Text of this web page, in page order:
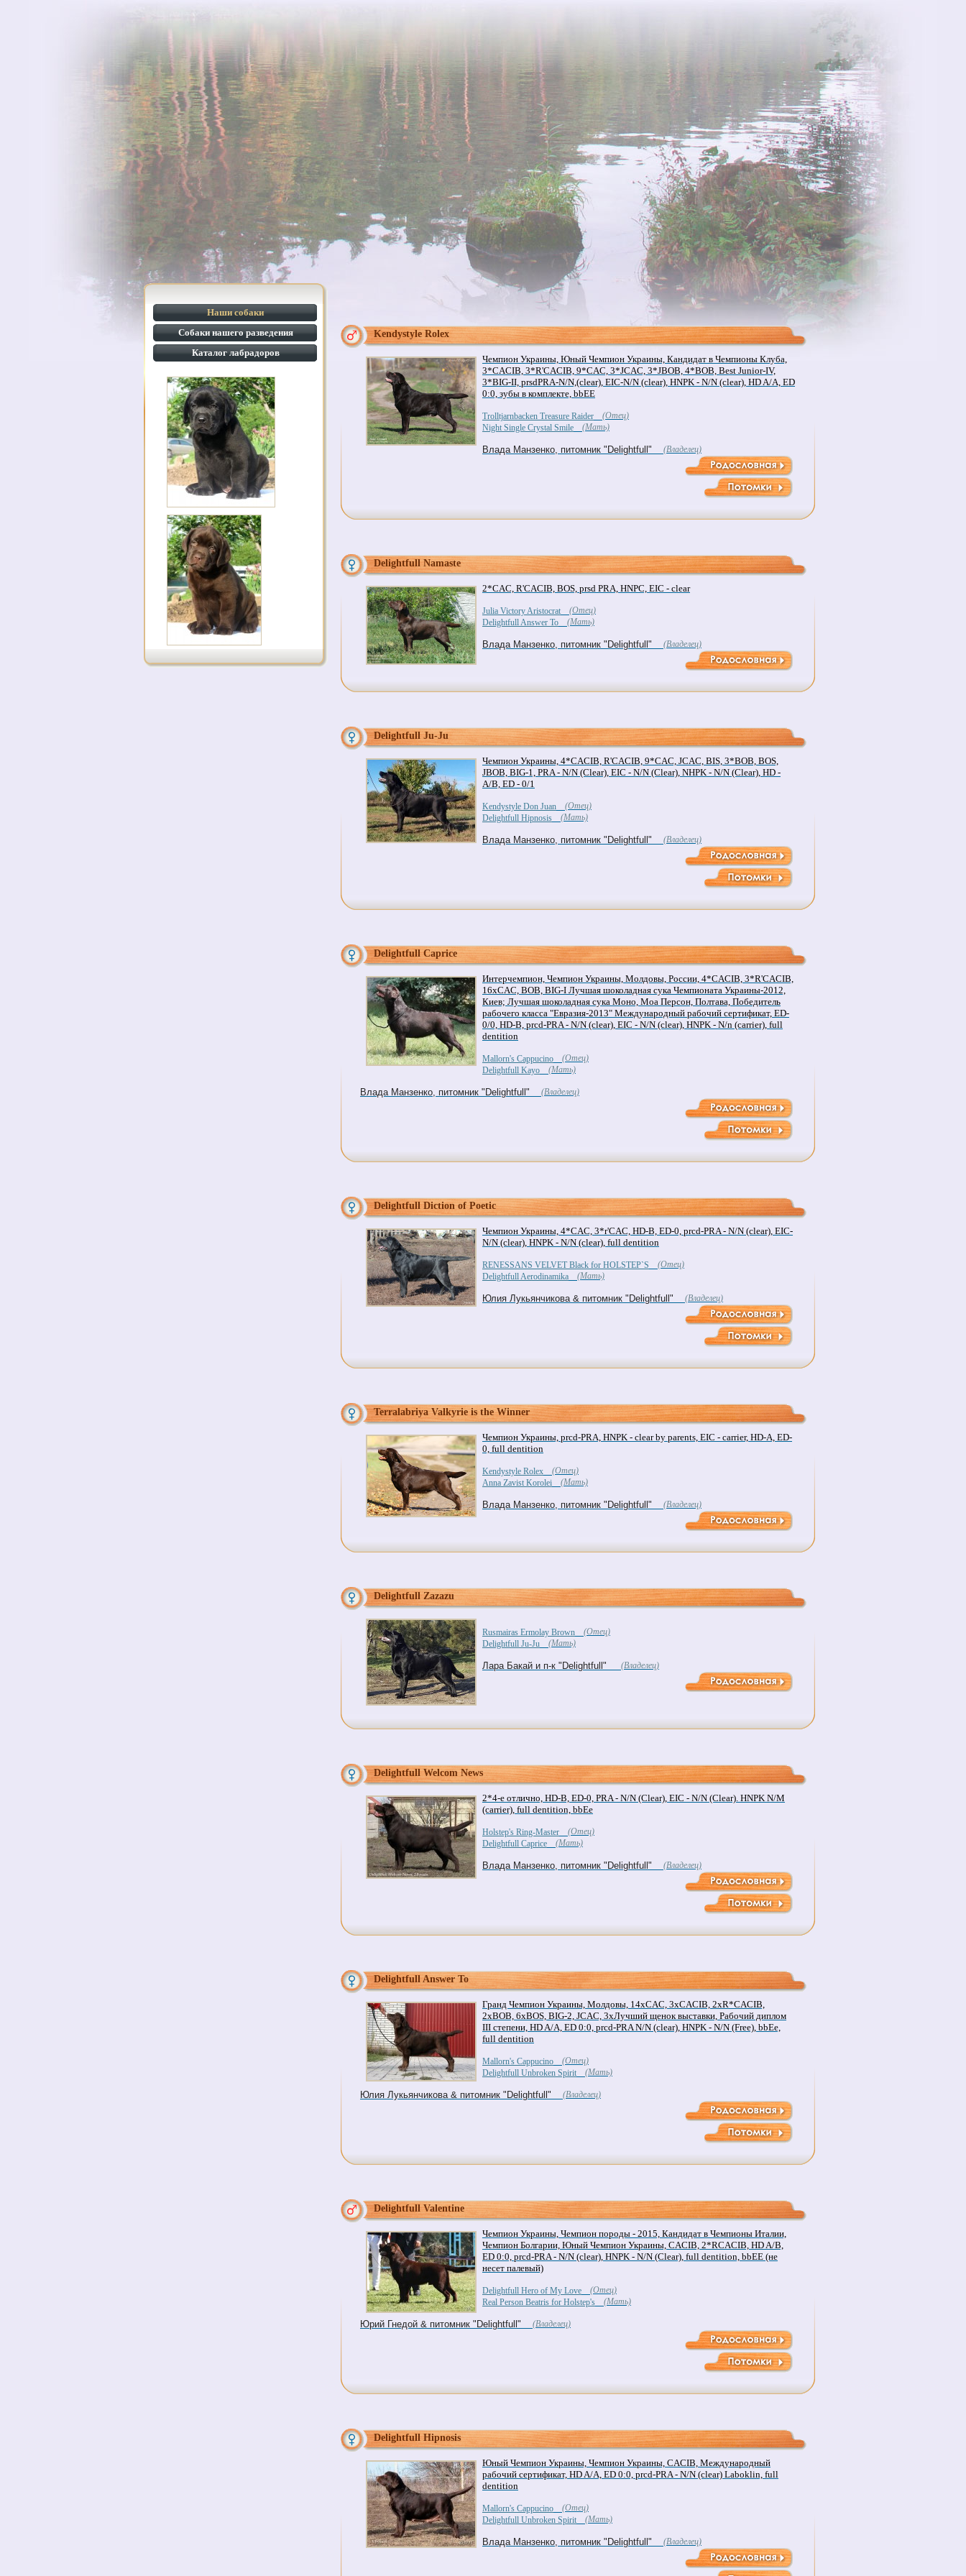
Наши собаки
Собаки нашего разведения
Каталог лабрадоров
Kendystyle Rolex
Чемпион Украины, Юный Чемпион Украины, Кандидат в Чемпионы Клуба,
3*CACIB, 3*R'CACIB, 9*CAC, 3*JCAC, 3*JBOB, 4*BOB, Best Junior-IV,
3*BIG-II, prsdPRA-N/N,(clear), EIC-N/N (clear), HNPK - N/N (clear), HD A/A, ED
0:0, зубы в комплекте, bbEE
Trolltjarnbacken Treasure Raider
(Отец)
Night Single Crystal Smile
(Мать)
Влада Манзенко, питомник "Delightfull" (Владелец)
Delightfull Namaste
2*CAC, R'CACIB, BOS, prsd PRA, HNPC, EIC - clear
Julia Victory Aristocrat
(Отец)
Delightfull Answer To
(Мать)
Влада Манзенко, питомник "Delightfull" (Владелец)
Delightfull Ju-Ju
Чемпион Украины, 4*CACIB, R'CACIB, 9*CAC, JCAC, BIS, 3*BOB, BOS,
JBOB, BIG-1, PRA - N/N (Clear), EIC - N/N (Clear), NHPK - N/N (Clear), HD -
A/B, ED - 0/1
Kendystyle Don Juan
(Отец)
Delightfull Hipnosis
(Мать)
Влада Манзенко, питомник "Delightfull" (Владелец)
Delightfull Caprice
Интерчемпион, Чемпион Украины, Молдовы, России, 4*CACIB, 3*R'CACIB,
16xCAC, BOB, BIG-I Лучшая шоколадная сука Чемпионата Украины-2012,
Киев; Лучшая шоколадная сука Моно, Моа Персон, Полтава, Победитель
рабочего класса "Евразия-2013" Международный рабочий сертификат, ED-
0/0, HD-B, prcd-PRA - N/N (clear), EIC - N/N (clear), HNPK - N/n (carrier), full
dentition
Mallorn's Cappucino
(Отец)
Delightfull Kayo
(Мать)
Влада Манзенко, питомник "Delightfull" (Владелец)
Delightfull Diction of Poetic
Чемпион Украины, 4*CAC, 3*r'CAC, HD-B, ED-0, prcd-PRA - N/N (clear), EIC-
N/N (clear), HNPK - N/N (clear), full dentition
RENESSANS VELVET Black for HOLSTEP`S
(Отец)
Delightfull Aerodinamika
(Мать)
Юлия Лукьянчикова & питомник "Delightfull" (Владелец)
Terralabriya Valkyrie is the Winner
Чемпион Украины, prcd-PRA, HNPK - clear by parents, EIC - carrier, HD-A, ED-
0, full dentition
Kendystyle Rolex
(Отец)
Anna Zavist Korolei
(Мать)
Влада Манзенко, питомник "Delightfull" (Владелец)
Delightfull Zazazu
Rusmairas Ermolay Brown
(Отец)
Delightfull Ju-Ju
(Мать)
Лара Бакай и п-к "Delightfull" (Владелец)
Delightfull Welcom News
2*4-е отлично, HD-B, ED-0, PRA - N/N (Clear), EIC - N/N (Clear). HNPK N/M
(carrier), full dentition, bbEe
Holstep's Ring-Master
(Отец)
Delightfull Caprice
(Мать)
Влада Манзенко, питомник "Delightfull" (Владелец)
Delightfull Answer To
Гранд Чемпион Украины, Молдовы, 14xCAC, 3xCACIB, 2xR*CACIB,
2xBOB, 6xBOS, BIG-2, JCAC, 3хЛучший щенок выставки, Рабочий диплом
III степени, HD A/A, ED 0:0, prcd-PRA N/N (clear), HNPK - N/N (Free), bbEe,
full dentition
Mallorn's Cappucino
(Отец)
Delightfull Unbroken Spirit
(Мать)
Юлия Лукьянчикова & питомник "Delightfull" (Владелец)
Delightfull Valentine
Чемпион Украины, Чемпион породы - 2015, Кандидат в Чемпионы Италии,
Чемпион Болгарии, Юный Чемпион Украины, CACIB, 2*RCACIB, HD A/B,
ED 0:0, prcd-PRA - N/N (clear), HNPK - N/N (Clear), full dentition, bbEE (не
несет палевый)
Delightfull Hero of My Love
(Отец)
Real Person Beatris for Holstep's
(Мать)
Юрий Гнедой & питомник "Delightfull" (Владелец)
Delightfull Hipnosis
Юный Чемпион Украины, Чемпион Украины, CACIB, Международный
рабочий сертификат, HD A/A, ED 0:0, prcd-PRA - N/N (clear) Laboklin, full
dentition
Mallorn's Cappucino
(Отец)
Delightfull Unbroken Spirit
(Мать)
Влада Манзенко, питомник "Delightfull" (Владелец)